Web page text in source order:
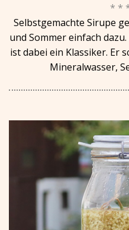
* *
Selbstgemachte Sirupe
und Sommer einfach
ist dabei ein Klassiker. Er
Mineralwasser,